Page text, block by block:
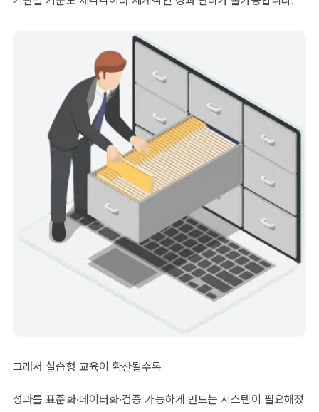
그래서 실습형 교육이 확산될수록
성과를 표준화·데이터화·검증 가능하게 만드는 시스템이 필요해졌